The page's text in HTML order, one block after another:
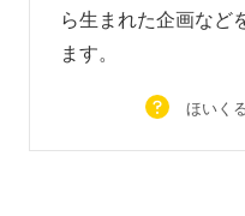
ら生まれた企画など
ます。
ほいく